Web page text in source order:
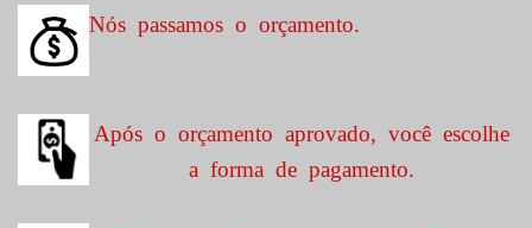
Nós passamos o orçamento.
Após o orçamento aprovado, você escolhe
a forma de pagamento.